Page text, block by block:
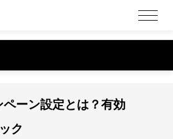
ーン設定とは？有効
ク